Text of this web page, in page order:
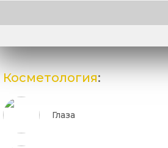
Косметология:
Глаза